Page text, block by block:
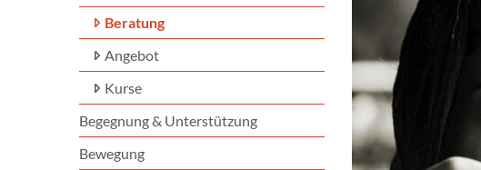
Beratung
Angebot
Kurse
Begegnung & Unterstützung
Bewegung